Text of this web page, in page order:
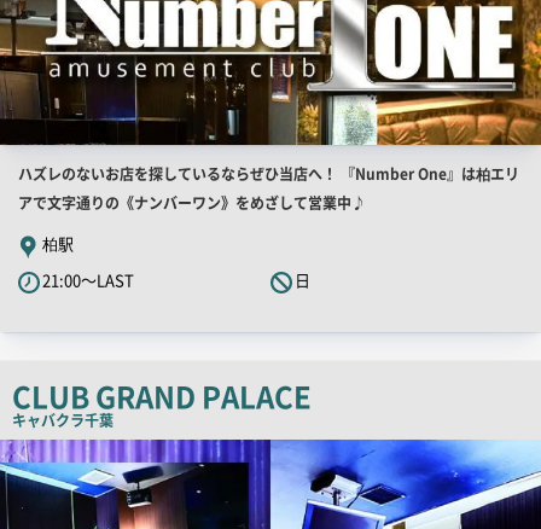
店
舗
PR
キ
ャ
ピ
ー
ハズレのないお店を探しているならぜひ当店へ！ 『Number One』は柏エリ
アで文字通りの《ナンバーワン》をめざして営業中♪
柏駅
21:00～LAST
日
CLUB GRAND PALACE
キャバクラ千葉
店
舗
PR
画
像